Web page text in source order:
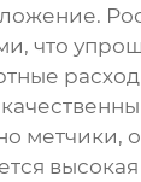
что
метчики,